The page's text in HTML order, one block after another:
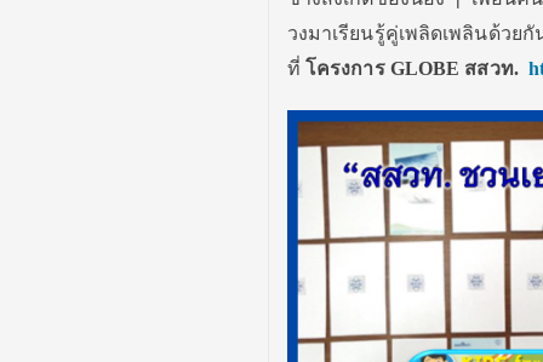
วงมาเรียนรู้คู่เพลิดเพลินด้วย
ที่ โครงการ GLOBE สสวท.